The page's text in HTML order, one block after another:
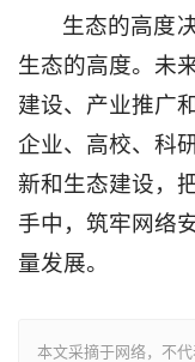
生态的高度
生态的高度。未
建设、产业推广
企业、高校、科
新和生态建设，
手中，筑牢网络
量发展。
本文采摘于网络，不